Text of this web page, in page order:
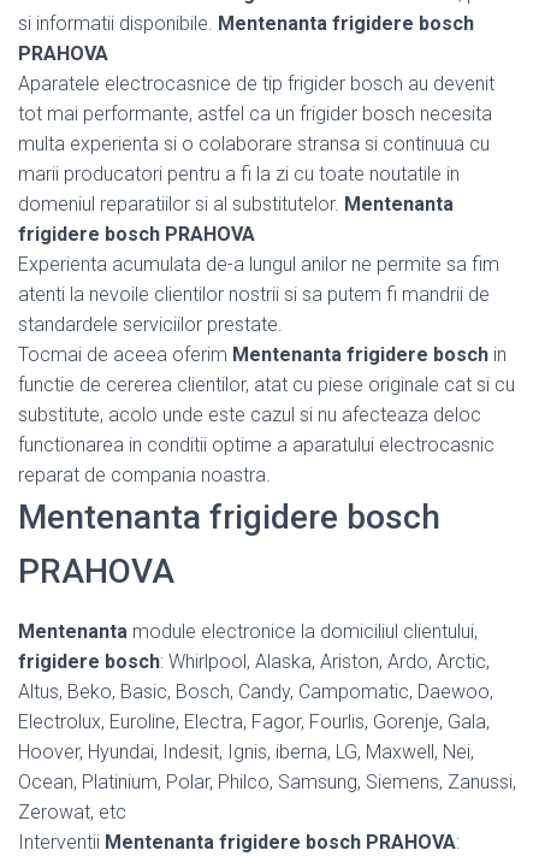
si informatii disponibile. Mentenanta frigidere bosch
PRAHOVA
Aparatele electrocasnice de tip frigider bosch au devenit
tot mai performante, astfel ca un frigider bosch necesita
multa experienta si o colaborare stransa si continuua cu
marii producatori pentru a fi la zi cu toate noutatile in
domeniul reparatiilor si al substitutelor. Mentenanta
frigidere bosch PRAHOVA
Experienta acumulata de-a lungul anilor ne permite sa fim
atenti la nevoile clientilor nostrii si sa putem fi mandrii de
standardele serviciilor prestate.
Tocmai de aceea oferim Mentenanta frigidere bosch in
functie de cererea clientilor, atat cu piese originale cat si cu
substitute, acolo unde este cazul si nu afecteaza deloc
functionarea in conditii optime a aparatului electrocasnic
reparat de compania noastra.
Mentenanta frigidere bosch
PRAHOVA
Mentenanta module electronice la domiciliul clientului,
frigidere bosch: Whirlpool, Alaska, Ariston, Ardo, Arctic,
Altus, Beko, Basic, Bosch, Candy, Campomatic, Daewoo,
Electrolux, Euroline, Electra, Fagor, Fourlis, Gorenje, Gala,
Hoover, Hyundai, Indesit, Ignis, iberna, LG, Maxwell, Nei,
Ocean, Platinium, Polar, Philco, Samsung, Siemens, Zanussi,
Zerowat, etc
Interventii Mentenanta frigidere bosch PRAHOVA: